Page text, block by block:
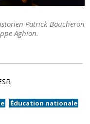
Patrick Boucheron
Aghion.
Éducation nationale